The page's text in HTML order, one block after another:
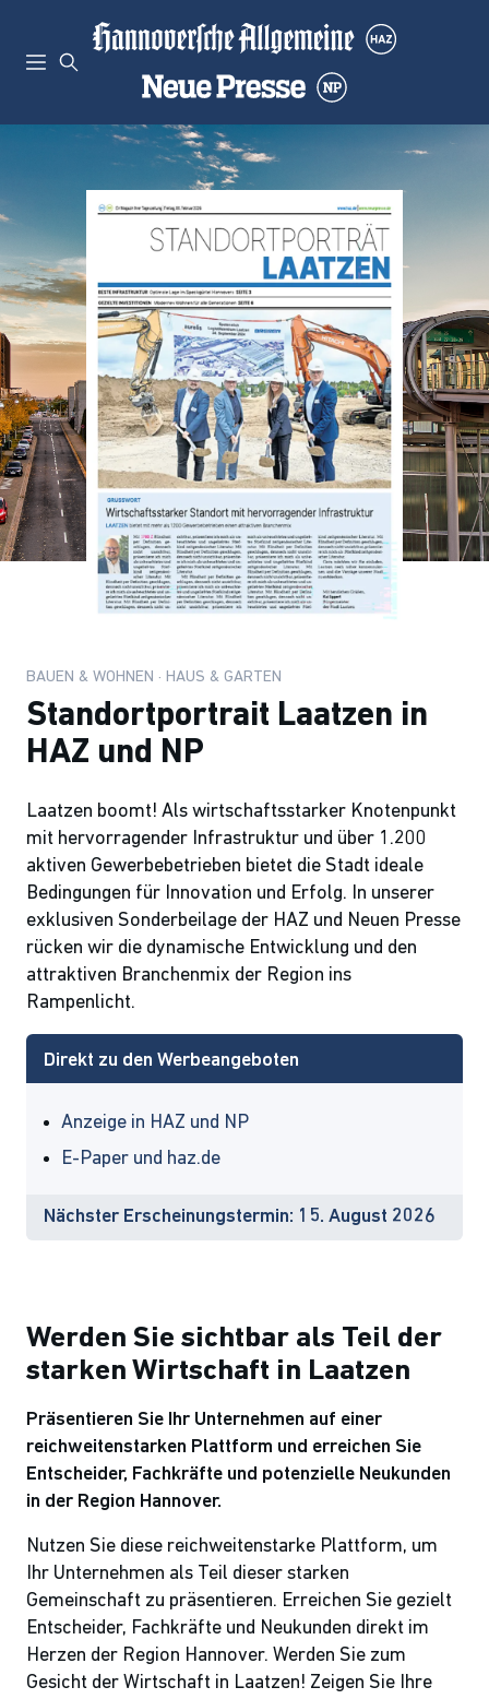
BAUEN & WOHNEN · HAUS & GARTEN
Standortportrait Laatzen in
HAZ und NP
Laatzen boomt! Als wirtschaftsstarker Knotenpunkt
mit hervorragender Infrastruktur und über 1.200
aktiven Gewerbebetrieben bietet die Stadt ideale
Bedingungen für Innovation und Erfolg. In unserer
exklusiven Sonderbeilage der HAZ und Neuen Presse
rücken wir die dynamische Entwicklung und den
attraktiven Branchenmix der Region ins
Rampenlicht.
Direkt zu den Werbeangeboten
Anzeige in HAZ und NP
E-Paper und haz.de
Nächster Erscheinungstermin: 15. August 2026
Werden Sie sichtbar als Teil der
starken Wirtschaft in Laatzen
Präsentieren Sie Ihr Unternehmen auf einer
reichweitenstarken Plattform und erreichen Sie
Entscheider, Fachkräfte und potenzielle Neukunden
in der Region Hannover.
Nutzen Sie diese reichweitenstarke Plattform, um
Ihr Unternehmen als Teil dieser starken
Gemeinschaft zu präsentieren. Erreichen Sie gezielt
Entscheider, Fachkräfte und Neukunden direkt im
Herzen der Region Hannover. Werden Sie zum
Gesicht der Wirtschaft in Laatzen! Zeigen Sie Ihre